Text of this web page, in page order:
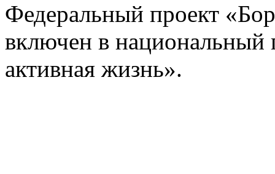
Федеральный проект
включен в национальный
активная жизнь».